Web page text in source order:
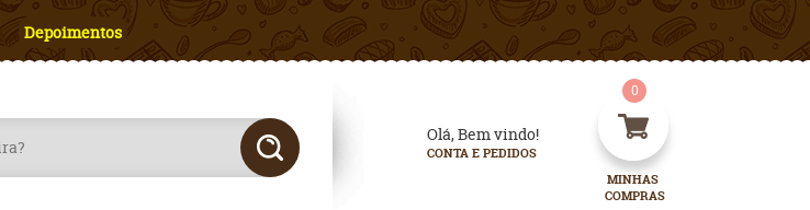
Depoimentos
Olá, Bem vindo!
CONTA E PEDIDOS
MINHAS
COMPRAS
0